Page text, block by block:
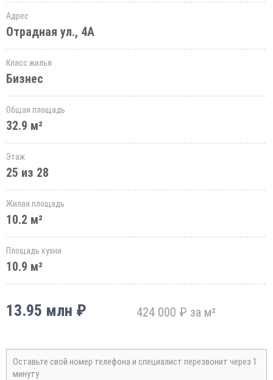
Адрес
Отрадная ул., 4А
Класс жилья
Бизнес
Общая площадь
32.9 м²
Этаж
25 из 28
Жилая площадь
10.2 м²
Площадь кухни
10.9 м²
13.95 млн ₽ 424 000 ₽ за м²
Оставьте свой номер телефона и специалист перезвонит через 1
минуту